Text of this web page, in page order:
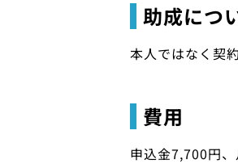
助成につ
本人ではなく契
費用
申込金7,700円